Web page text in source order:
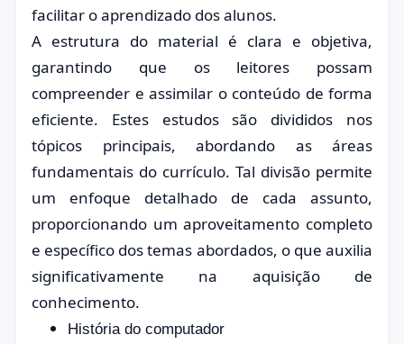
facilitar o aprendizado dos alunos.
A estrutura do material é clara e objetiva,
garantindo que os leitores possam
compreender e assimilar o conteúdo de forma
eficiente. Estes estudos são divididos nos
tópicos principais, abordando as áreas
fundamentais do currículo. Tal divisão permite
um enfoque detalhado de cada assunto,
proporcionando um aproveitamento completo
e específico dos temas abordados, o que auxilia
significativamente na aquisição de
conhecimento.
História do computador